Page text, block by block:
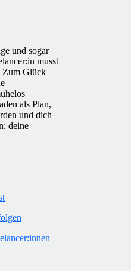
und sogar
musst
Zum Glück
als Plan,
und dich
deine